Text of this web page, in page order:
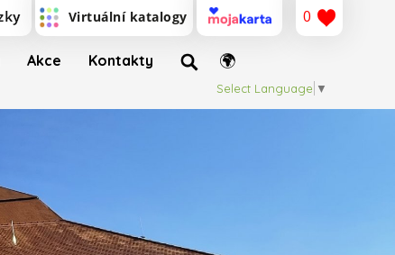
0
Akce Kontakty
Select Language ▼